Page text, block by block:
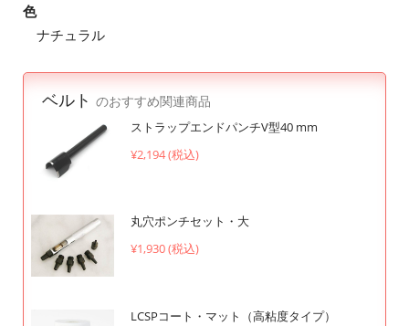
色
ナチュラル
ベルト のおすすめ関連商品
ストラップエンドパンチV型40 mm
¥2,194 (税込)
丸穴ポンチセット・大
¥1,930 (税込)
LCSPコート・マット（高粘度タイプ）